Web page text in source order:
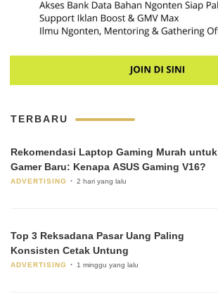
TERBARU
Rekomendasi Laptop Gaming Murah untuk
Gamer Baru: Kenapa ASUS Gaming V16?
ADVERTISING 2 hari yang lalu
Top 3 Reksadana Pasar Uang Paling
Konsisten Cetak Untung
ADVERTISING 1 minggu yang lalu